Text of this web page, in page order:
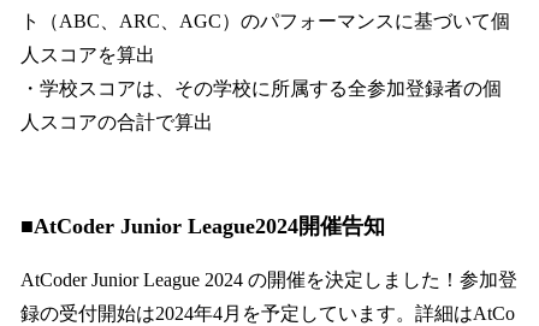
ト（ABC、ARC、AGC）のパフォーマンスに基づいて個
人スコアを算出
・学校スコアは、その学校に所属する全参加登録者の個
人スコアの合計で算出
■AtCoder Junior League2024開催告知
AtCoder Junior League 2024 の開催を決定しました！参加登
録の受付開始は2024年4月を予定しています。詳細はAtCo